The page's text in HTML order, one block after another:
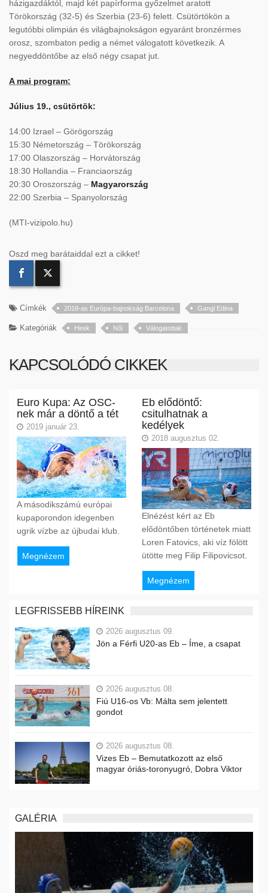
házigazdáktól, majd két papírforma győzelmet aratott
Törökország (32-5) és Szerbia (23-6) felett. Csütörtökön a
legutóbbi olimpián és világbajnokságon egyaránt bronzérmes
orosz, szombaton pedig a német válogatott következik. A
negyeddöntőbe az első négy csapat jut.
A mai program:
Július 19., csütörtök:
14:00 Izrael – Görögország
15:30 Németország – Törökország
17:00 Olaszország – Horvátország
18:30 Hollandia – Franciaország
20:30 Oroszország – Magyarország
22:00 Szerbia – Spanyolország
(MTI-vizipolo.hu)
Oszd meg barátaiddal ezt a cikket!
Címkék 2018-as Európa-bajnokság Barcelona Gangl Edina
Kategóriák Hirek Női Válogatottak
KAPCSOLÓDÓ CIKKEK
Euro Kupa: Az OSC-
nek már a döntő a tét
2019 január 23.
A másodikszámú európai
kupaporondon idegenben
ugrik vízbe az újbudai klub.
Megnézem
Eb elődöntő:
csitulhatnak a
kedélyek
2018 augusztus 02.
Elnézést kért az Eb
elődöntőben történetek miatt
Loren Fatovics, aki víz fölött
ütötte meg Filip Filipovicsot.
Megnézem
LEGFRISSEBB HÍREINK
2026 augusztus 09.
Jön a Férfi U20-as Eb – Íme, a csapat
2026 augusztus 08.
Fiú U16-os Vb: Málta sem jelentett
gondot
2026 augusztus 08.
Vizes Eb – Bemutatkozott az első
magyar óriás-toronyugró, Dobra Viktor
GALÉRIA